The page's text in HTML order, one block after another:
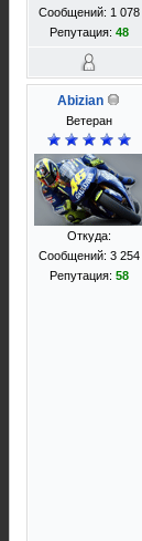
Сообщений: 1 078
Репутация: 48
Abizian
Ветеран
Откуда:
Сообщений: 3 254
Репутация: 58